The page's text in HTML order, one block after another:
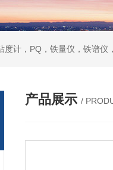
计，PQ，铁量仪，铁谱仪
产品展示 /